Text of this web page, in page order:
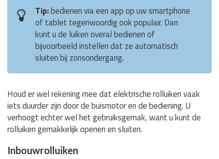
Tip:bedienen via een app op uw smartphone
of tablet tegenwoordig ook populair. Dan
kunt u de luiken overal bedienen of
bijvoorbeeld instellen dat ze automatisch
sluiten bij zonsondergang.
Houd er wel rekening mee dat elektrische rolluiken vaak
iets duurder zijn door de buismotor en de bediening. U
verhoogt echter wel het gebruiksgemak, want u kunt de
rolluiken gemakkelijk openen en sluiten.
Inbouwrolluiken